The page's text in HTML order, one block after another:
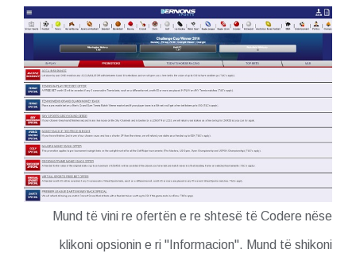
Mund të vini re ofertën e re shtesë të Codere nëse
klikoni opsionin e ri "Informacion". Mund të shikoni